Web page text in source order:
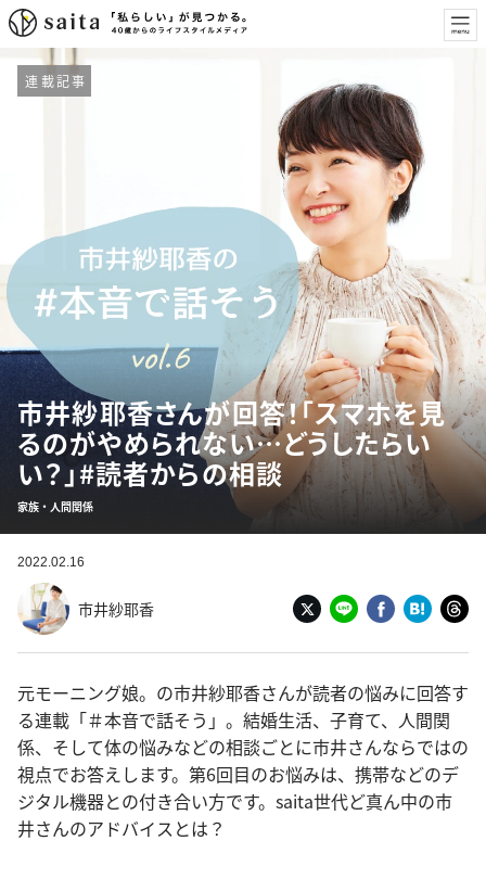
連載記事
市井紗耶香さんが回答！「スマホを見
るのがやめられない…どうしたらい
い？」#読者からの相談
家族・人間関係
2022.02.16
市井紗耶香
元モーニング娘。の市井紗耶香さんが読者の悩みに回答す
る連載「＃本音で話そう」。結婚生活、子育て、人間関
係、そして体の悩みなどの相談ごとに市井さんならではの
視点でお答えします。第6回目のお悩みは、携帯などのデ
ジタル機器との付き合い方です。saita世代ど真ん中の市
井さんのアドバイスとは？